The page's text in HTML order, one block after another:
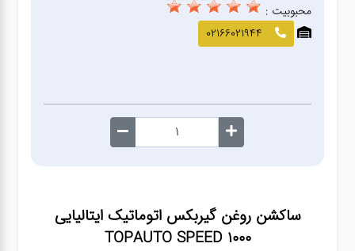
صافکاری
و نقاشی
کارواش
معاینهساکشن روغن گیربکس اتوماتیک ایتالیایی
TOPAUTO SPEED 1000
محبوبیت :
02166021944